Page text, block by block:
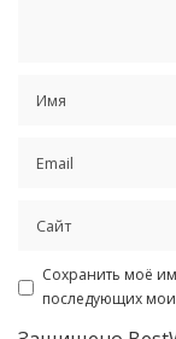
Сохранить моё
последующих